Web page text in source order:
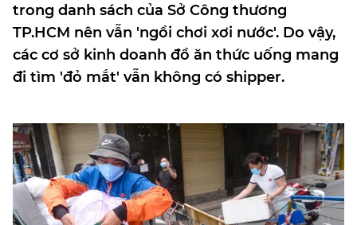
trong danh sách của Sở Công thương
TP.HCM nên vẫn 'ngồi chơi xơi nước'. Do vậy,
các cơ sở kinh doanh đồ ăn thức uống mang
đi tìm 'đỏ mắt' vẫn không có shipper.